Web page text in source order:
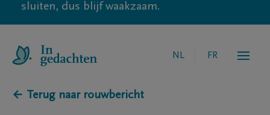
sluiten, dus blijf waakzaam.
NL FR
← Terug naar rouwbericht